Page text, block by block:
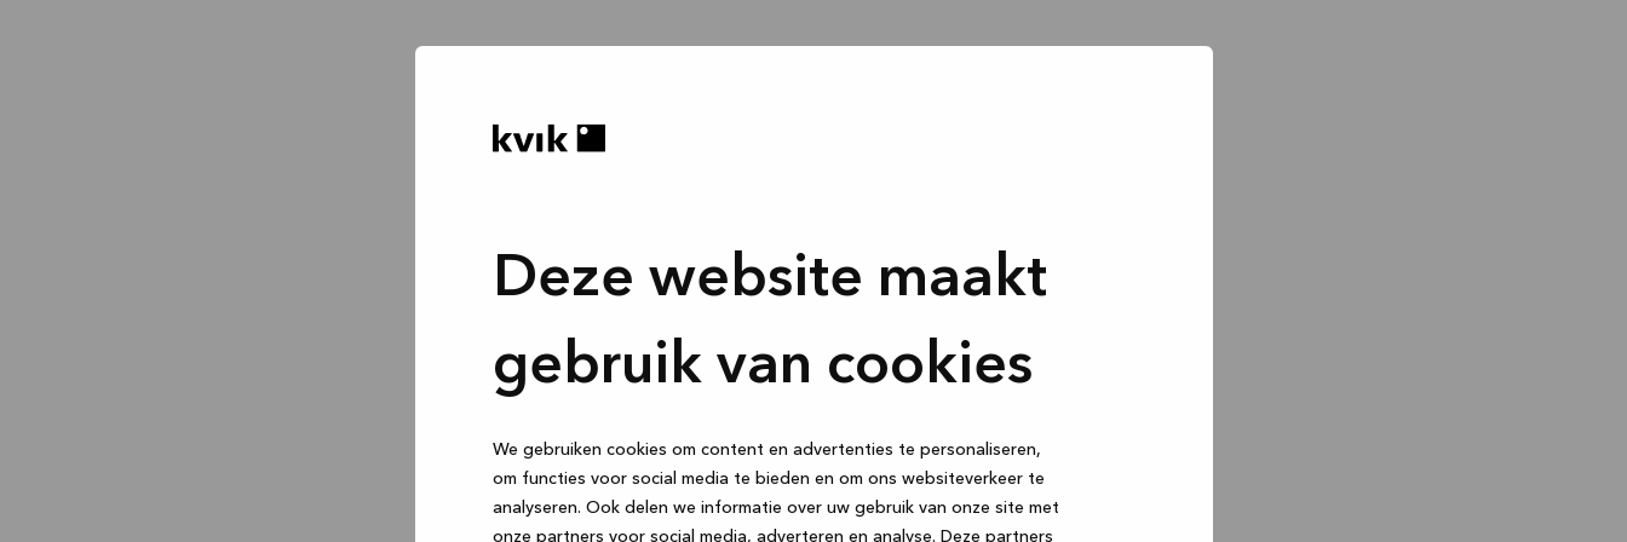
Deze website maakt
gebruik van cookies
We gebruiken cookies om content en advertenties te personaliseren,
om functies voor social media te bieden en om ons websiteverkeer te
analyseren. Ook delen we informatie over uw gebruik van onze site met
onze partners voor social media, adverteren en analyse. Deze partners